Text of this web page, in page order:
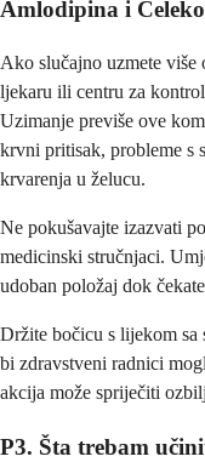
Amlodipina i
Ako slučajno uzmete više
ljekaru ili centru za
Uzimanje previše ove
krvni pritisak, probleme s
krvarenja u želucu.
Ne pokušavajte izazvati
medicinski stručnjaci.
udoban položaj dok
Držite bočicu s lijekom sa
bi zdravstveni radnici
akcija može spriječiti
P3. Šta trebam